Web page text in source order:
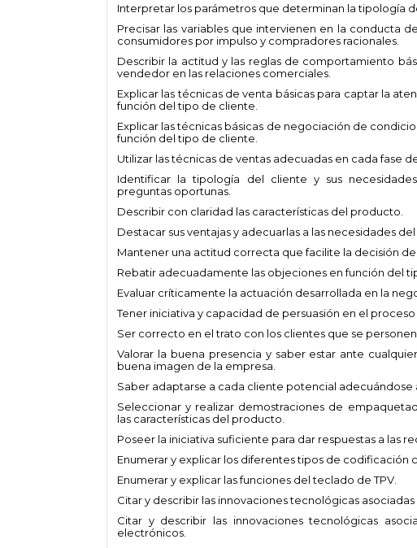
Interpretar los parámetros que determinan la tipología
Precisar las variables que intervienen en la conducta
consumidores por impulso y compradores racionales.
Describir la actitud y las reglas de comportamiento
vendedor en las relaciones comerciales.
Explicar las técnicas de venta básicas para captar la
función del tipo de cliente.
Explicar las técnicas básicas de negociación de
función del tipo de cliente.
Utilizar las técnicas de ventas adecuadas en cada fase
Identificar la tipología del cliente y sus
preguntas oportunas.
Describir con claridad las características del producto.
Destacar sus ventajas y adecuarlas a las necesidades del
Mantener una actitud correcta que facilite la decisión de
Rebatir adecuadamente las objeciones en función del
Evaluar críticamente la actuación desarrollada en la
Tener iniciativa y capacidad de persuasión en el
Ser correcto en el trato con los clientes que se
Valorar la buena presencia y saber estar ante
buena imagen de la empresa.
Saber adaptarse a cada cliente potencial adecuándose
Seleccionar y realizar demostraciones de
las características del producto.
Poseer la iniciativa suficiente para dar respuestas a las
Enumerar y explicar los diferentes tipos de codificación
Enumerar y explicar las funciones del teclado de TPV.
Citar y describir las innovaciones tecnológicas asociadas
Citar y describir las innovaciones tecnológicas
electrónicos.